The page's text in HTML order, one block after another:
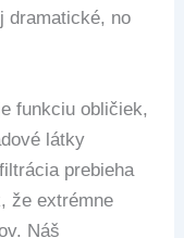
dramatické, no
funkciu obličiek,
látky
prebieha
že extrémne
Náš